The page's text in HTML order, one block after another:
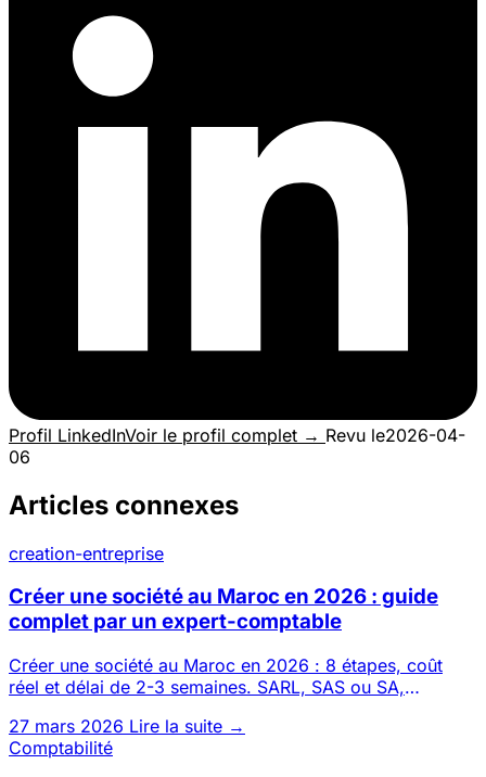
Profil LinkedInVoir le profil complet → Revu le2026-04-
06
Articles connexes
creation-entreprise
Créer une société au Maroc en 2026 : guide
complet par un expert-comptable
Créer une société au Maroc en 2026 : 8 étapes, coût
réel et délai de 2-3 semaines. SARL, SAS ou SA,
27 mars 2026 Lire la suite →
Comptabilité